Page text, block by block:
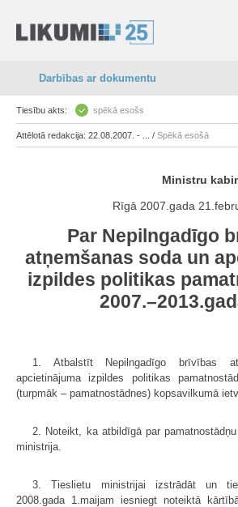
Darbības ar dokumentu
Tiesību akts: spēkā esošs
Attēlotā redakcija: 22.08.2007. - ... / Spēkā esošā
Ministru
Rīgā 2007.gada
Par Nepilngadīgo
atņemšanas soda un
izpildes politikas
1. Atbalstīt Nepilngadīgo brīvības
apcietinājuma izpildes politikas
(turpmāk – pamatnostād­nes) kopsavilkumā
2. Noteikt, ka atbildīgā par
ministrija.
3. Tieslietu ministrijai izstrādāt un
2008.gada 1.maijam iesniegt noteiktā